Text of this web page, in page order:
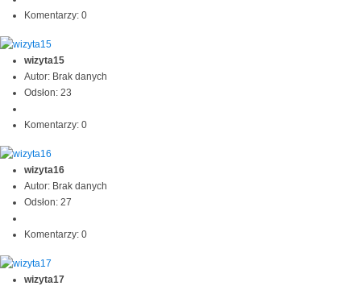
Komentarzy: 0
wizyta15
Autor: Brak danych
Odsłon: 23
Komentarzy: 0
wizyta16
Autor: Brak danych
Odsłon: 27
Komentarzy: 0
wizyta17